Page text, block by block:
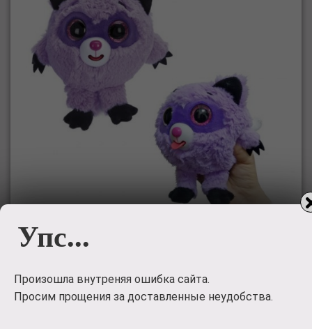
Мягкая игрушка 1toy Дразнюка-Zooка.
Фиолетовый енот Т10353
Упс...
Произошла внутреняя ошибка сайта.
Просим прощения за доставленные неудобства.